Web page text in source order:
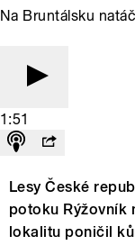
Na Bruntálsku
1:51
Lesy České
potoku Rýžovník
lokalitu poničil